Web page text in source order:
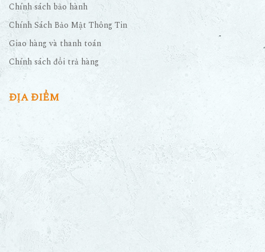
Chính sách bảo hành
Chính Sách Bảo Mật Thông Tin
Giao hàng và thanh toán
Chính sách đổi trả hàng
ĐỊA ĐIỂM